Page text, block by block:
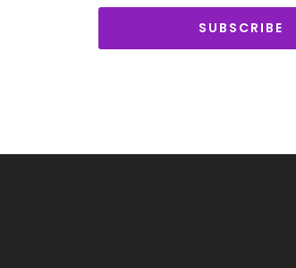
SUBSCRIBE